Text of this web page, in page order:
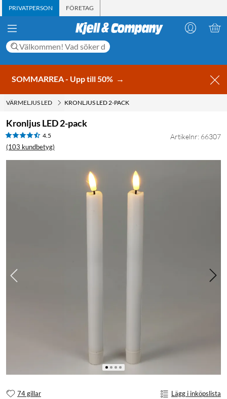
PRIVATPERSON FÖRETAG
SOMMARREA - Upp till 50% →
VÄRMELJUS LED KRONLJUS LED 2-PACK
Kronljus LED 2-pack
4.5
(103 kundbetyg)
Artikelnr: 66307
74 gillar Lägg i inköpslista